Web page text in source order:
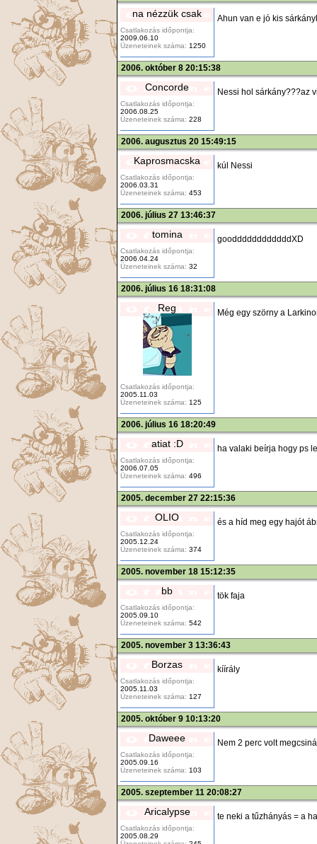
na nézzük csak
Csatlakozás időpontja:
2009.06.10
Üzeneteinek száma: 1250
Ahun van e jó kis
2006. október 8 20:15:38
Concorde
Csatlakozás időpontja:
2006.08.25
Üzeneteinek száma: 228
Nessi hol sárkány???az
2006. augusztus 20 15:49:15
Kaprosmacska
Csatlakozás időpontja:
2006.03.31
Üzeneteinek száma: 453
kúl Nessi
2006. július 27 13:46:37
tomina
Csatlakozás időpontja:
2006.04.24
Üzeneteinek száma: 32
gooddddddddddddXD
2006. július 16 18:31:08
Reg
Csatlakozás időpontja:
2005.11.03
Üzeneteinek száma: 125
Még egy szörny a
2006. július 16 18:20:49
atiat :D
Csatlakozás időpontja:
2006.07.05
Üzeneteinek száma: 496
ha valaki beírja hogy ps
2005. december 27 22:15:36
OLIO
Csatlakozás időpontja:
2005.12.24
Üzeneteinek száma: 374
és a híd meg egy hajót
2005. november 18 15:12:35
bb
Csatlakozás időpontja:
2005.09.10
Üzeneteinek száma: 542
tök faja
2005. november 3 13:36:43
Borzas
Csatlakozás időpontja:
2005.11.03
Üzeneteinek száma: 127
kíírály
2005. október 9 10:13:20
Daweee
Csatlakozás időpontja:
2005.09.16
Üzeneteinek száma: 103
Nem 2 perc volt
2005. szeptember 11 20:08:27
Aricalypse
Csatlakozás időpontja:
2005.08.29
te neki a tűzhányás = a